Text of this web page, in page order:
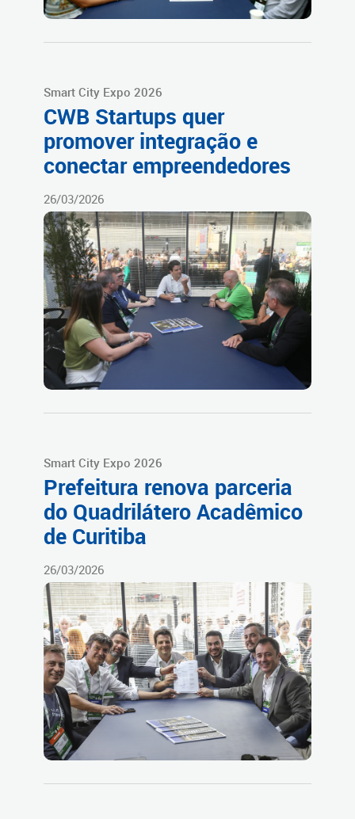
Smart City Expo 2026
CWB Startups quer
promover integração e
conectar empreendedores
26/03/2026
Smart City Expo 2026
Prefeitura renova parceria
do Quadrilátero Acadêmico
de Curitiba
26/03/2026